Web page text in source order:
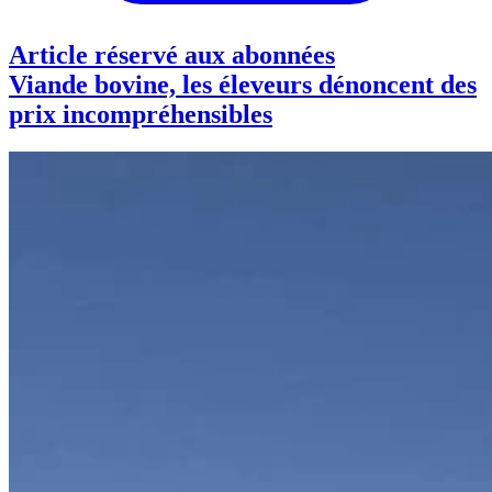
Article réservé aux abonnées
Viande bovine, les éleveurs dénoncent des
prix incompréhensibles